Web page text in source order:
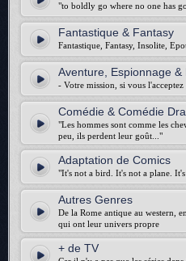
"to boldly go where no one has
Fantastique & Fantasy
Fantastique, Fantasy, Insolite,
Aventure, Espionnage &
- Votre mission, si vous
Comédie & Comédie
"Les hommes sont comme les
peu, ils perdent leur goût..."
Adaptation de Comics
"It's not a bird. It's not a plane.
Autres Genres
De la Rome antique au western,
qui ont leur univers propre
+ de TV